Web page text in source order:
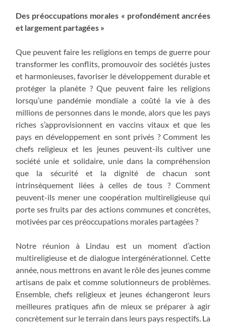
Des préoccupations morales « profondément ancrées
et largement partagées »
Que peuvent faire les religions en temps de guerre pour
transformer les conflits, promouvoir des sociétés justes
et harmonieuses, favoriser le développement durable et
protéger la planète ? Que peuvent faire les religions
lorsqu’une pandémie mondiale a coûté la vie à des
millions de personnes dans le monde, alors que les pays
riches s’approvisionnent en vaccins vitaux et que les
pays en développement en sont privés ? Comment les
chefs religieux et les jeunes peuvent-ils cultiver une
société unie et solidaire, unie dans la compréhension
que la sécurité et la dignité de chacun sont
intrinsèquement liées à celles de tous ? Comment
peuvent-ils mener une coopération multireligieuse qui
porte ses fruits par des actions communes et concrètes,
motivées par ces préoccupations morales partagées ?
Notre réunion à Lindau est un moment d’action
multireligieuse et de dialogue intergénérationnel. Cette
année, nous mettrons en avant le rôle des jeunes comme
artisans de paix et comme solutionneurs de problèmes.
Ensemble, chefs religieux et jeunes échangeront leurs
meilleures pratiques afin de mieux se préparer à agir
concrètement sur le terrain dans leurs pays respectifs. La